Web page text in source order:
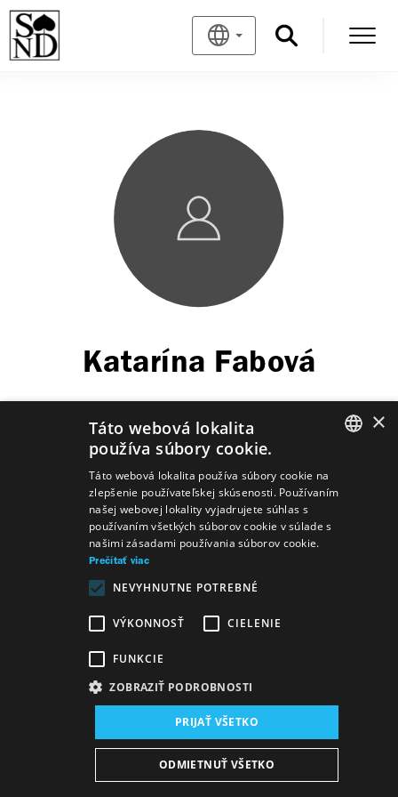
Katarína Fabová
Predstavenia
Piotr Iľjič Čajkovskij
Mapa stránok VOP
Vyhlásenie o prístupnosti
Osobné údaje Wezeo
×
Táto webová lokalita
používa súbory cookie.
Táto webová lokalita používa súbory cookie na
zlepšenie používateľskej skúsenosti. Používaním
našej webovej lokality vyjadrujete súhlas s
používaním všetkých súborov cookie v súlade s
našimi zásadami používania súborov cookie.
Prečítať viac
NEVYHNUTNE POTREBNÉ
VÝKONNOSŤ CIELENIE
FUNKCIE
ZOBRAZIŤ PODROBNOSTI
PRIJAŤ VŠETKO
ODMIETNUŤ VŠETKO